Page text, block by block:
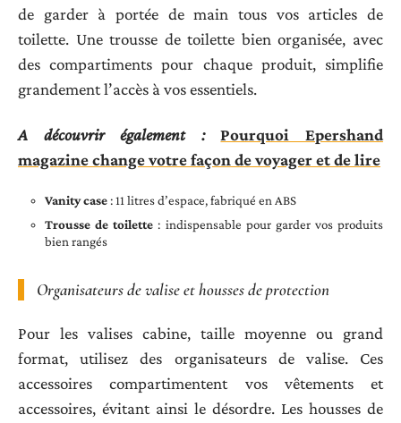
de garder à portée de main tous vos articles de
toilette. Une trousse de toilette bien organisée, avec
des compartiments pour chaque produit, simplifie
grandement l’accès à vos essentiels.
A découvrir également :
Pourquoi Epershand
magazine change votre façon de voyager et de lire
Vanity case: 11 litres d’espace, fabriqué en ABS
Trousse de toilette : indispensable pour garder vos produits
bien rangés
Organisateurs de valise et housses de protection
Pour les valises cabine, taille moyenne ou grand
format, utilisez des organisateurs de valise. Ces
accessoires compartimentent vos vêtements et
accessoires, évitant ainsi le désordre. Les housses de